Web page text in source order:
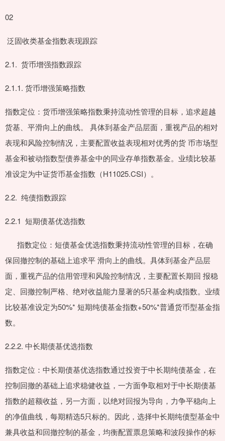
02
泛固收类基金指数表现跟踪
2.1. 货币增强指数跟踪
2.1.1. 货币增强策略指数
指数定位：货币增强策略指数秉持流动性管理的目标，追求超越
货基、平滑向上的曲线。 具体到基金产品层面，重视产品的相对
表现和风险控制情况，主要配置收益表现相对优秀的货 币市场型
基金和被动指数型债券基金中的同业存单指数基金。业绩比较基
准设定为中证货币基金指数（H11025.CSI）。
2.2. 纯债指数跟踪
2.2.1 短期债基优选指数
指数定位：短债基金优选指数秉持流动性管理的目标，在确
保回撤控制的基础上追求平 滑向上的曲线。具体到基金产品层
面，重视产品的信用管理和风险控制情况，主要配置长期回 报稳
定、回撤控制严格、绝对收益能力显著的5只基金构成指数。业绩
比较基准设定为50%* 短期纯债基金指数+50%*普通货币型基金指
数。
2.2.2. 中长期债基优选指数
指数定位：中长期债基优选指数通过投资于中长期纯债基金，在
控制回撤的基础上追求稳健收益，一方面争取相对于中长期债基
指数的超额收益，另一方面，以绝对回报为导向，力争平稳向上
的净值曲线，每期精选5只标的。因此，选择中长期纯债型基金中
兼具收益和回撤控制的基金，均衡配置票息策略和波段操作的标